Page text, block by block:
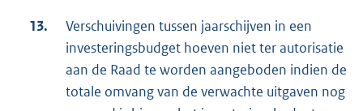
13.
Verschuivingen tussen jaarschijven in een
investeringsbudget hoeven niet ter autorisatie
aan de Raad te worden aangeboden indien de
totale omvang van de verwachte uitgaven nog